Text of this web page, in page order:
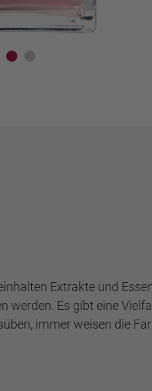
Extrakte und
werden. Es gibt eine
immer weisen die